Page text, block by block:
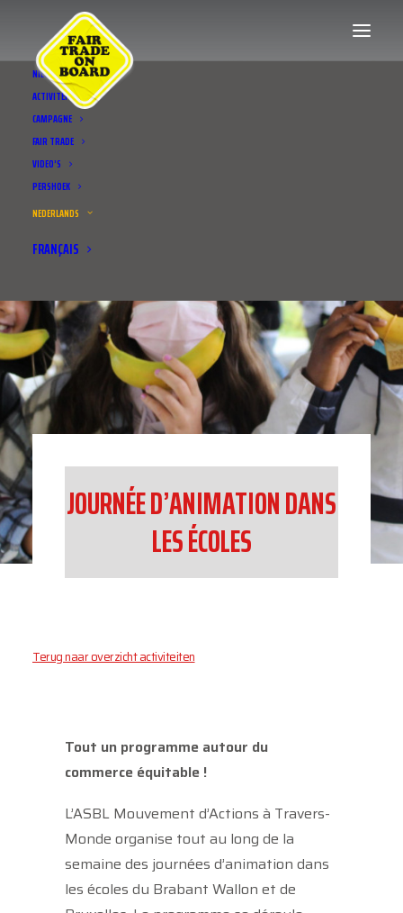
NIEUWS
ACTIVITEITEN
CAMPAGNE
FAIR TRADE
VIDEO’S
PERSHOEK
NEDERLANDS
FRANÇAIS
JOURNÉE D’ANIMATION DANS
LES ÉCOLES
Terug naar overzicht activiteiten
Tout un programme autour du
commerce équitable !
L’ASBL Mouvement d’Actions à Travers-
Monde organise tout au long de la
semaine des journées d’animation dans
les écoles du Brabant Wallon et de